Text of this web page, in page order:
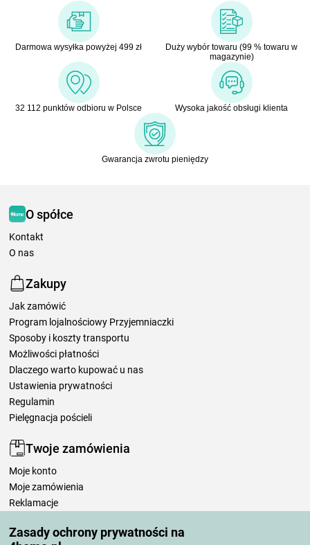
Zasady ochrony prywatności na
Darmowa wysyłka powyżej 499 zł
Duży wybór towaru (99 % towaru w
magazynie)
32 112 punktów odbioru w Polsce Wysoka jakość obsługi klienta
Gwarancja zwrotu pieniędzy
O spółce
Kontakt
O nas
Zakupy
Jak zamówić
Program lojalnościowy Przyjemniaczki
Sposoby i koszty transportu
Możliwości płatności
Dlaczego warto kupować u nas
Ustawienia prywatności
Regulamin
Pielęgnacja pościeli
Twoje zamówienia
Moje konto
Moje zamówienia
Reklamacje
Zasady przetwarzania recenzji